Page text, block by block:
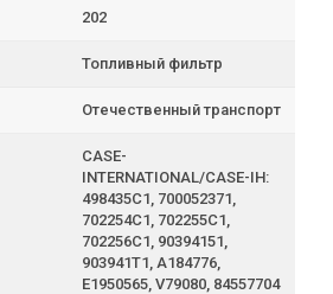
202
Топливный фильтр
Отечественный транспорт
CASE-
INTERNATIONAL/CASE-IH:
498435C1, 700052371,
702254C1, 702255C1,
702256C1, 90394151,
903941T1, A184776,
E1950565, V79080, 84557704